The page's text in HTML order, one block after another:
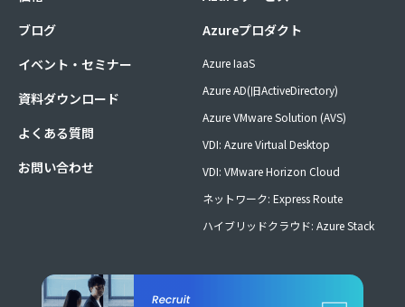
ブログ
イベント・セミナー
資料ダウンロード
よくある質問
お問い合わせ
Azureプロダクト
Azure IaaS
Azure AD(旧ActiveDirectory)
Azure VMware Solution (AVS)
VDI: Azure Virtual Desktop
VDI: VMware Horizon Cloud
ネットワーク: Express Route
ハイブリッドクラウド: Azure Stack